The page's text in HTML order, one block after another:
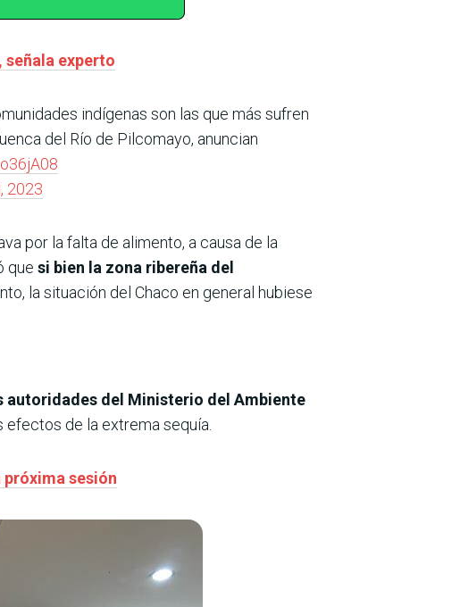
señala experto
indígenas son las que más sufren
del Río de Pilcomayo, anuncian
2023
por la falta de alimento, a causa de la
que si bien la zona ribereña del
la situación del Chaco en general hubiese
autoridades del Ministerio del Ambiente
de la extrema sequía.
sesión